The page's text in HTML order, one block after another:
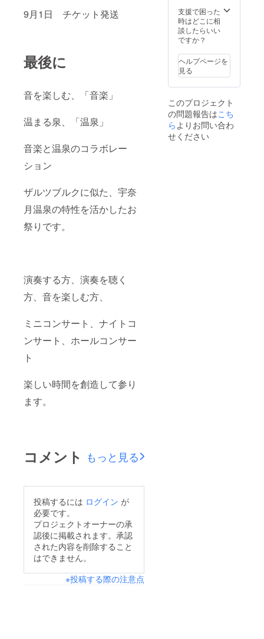
9月1日 チケット発送
最後に
音を楽しむ、「音楽」
温まる泉、「温泉」
音楽と温泉のコラボレー
ション
ザルツブルクに似た、宇奈
月温泉の特性を活かしたお
祭りです。
演奏する方、演奏を聴く
方、音を楽しむ方、
ミニコンサート、ナイトコ
ンサート、ホールコンサー
ト
楽しい時間を創造して参り
ます。
コメント もっと見る
投稿するには ログイン が
必要です。
プロジェクトオーナーの承
認後に掲載されます。承認
された内容を削除すること
はできません。
※投稿する際の注意点
ガロの
結婚】
ヴァイ
オリン
惇 ソロ
スト 渡
邊万貴
（ソプ
仲谷響
子（メ
ゾソプ
ラノ）
近藤洋
支援で困った
時はどこに相
談したらいい
ですか？
ヘルプページを
見る
このプロジェクト
の問題報告はこち
らよりお問い合わ
せください